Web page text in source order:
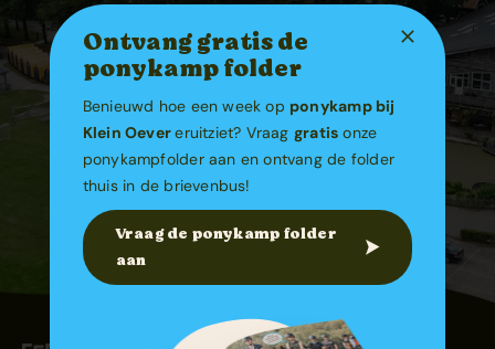
Ontvang gratis de
ponykamp folder
Benieuwd hoe een week op ponykamp bij
Klein Oevereruitziet? Vraag gratis onze
ponykampfolder aan en ontvang de folder
thuis in de brievenbus!
Vraag de ponykamp folder
aan